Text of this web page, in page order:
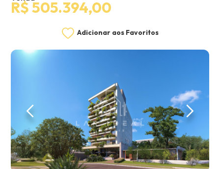
R$ 505.394,00
Adicionar aos Favoritos